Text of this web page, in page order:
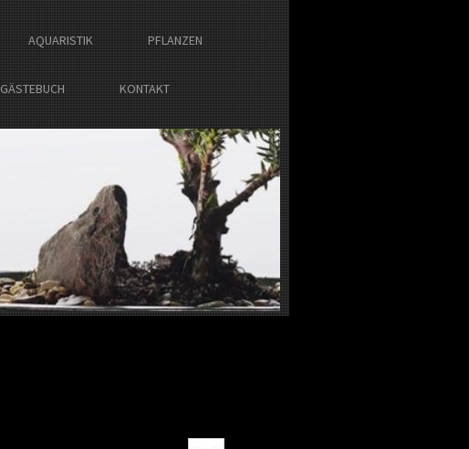
AQUARISTIK PFLANZEN
GÄSTEBUCH KONTAKT